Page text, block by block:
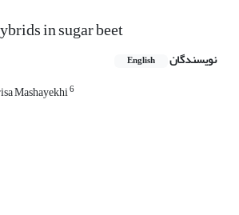
in sugar beet
نویسندگان English
Mashayekhi6